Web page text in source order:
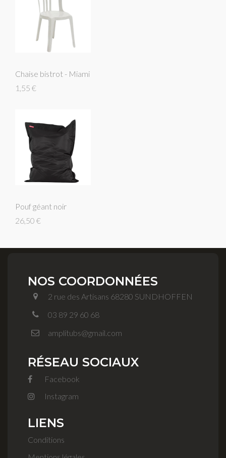
Chaise bistrot - Miami
1,55 €
Pouf géant noir
26,50 €
NOS COORDONNÉES
2 rue des Artisans 68280 SUNDHOFFEN
03 89 29 60 68
amplitubs@gmail.com
RÉSEAU SOCIAUX
Facebook
Instagram
LIENS
Conditions